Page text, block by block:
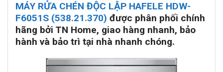
MÁY RỬA CHÉN ĐỘC LẬP HAFELE HDW-
F6051S (538.21.370) được phân phối chính
hãng bởi TN Home, giao hàng nhanh, bảo
hành và bảo trì tại nhà nhanh chóng.